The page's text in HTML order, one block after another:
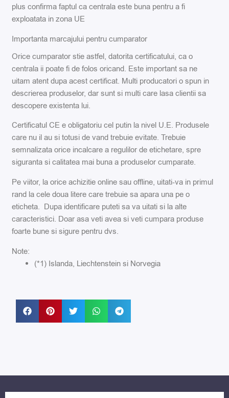
plus confirma faptul ca centrala este buna pentru a fi
exploatata in zona UE
Importanta marcajului pentru cumparator
Orice cumparator stie astfel, datorita certificatului, ca o
centrala ii poate fi de folos oricand. Este important sa ne
uitam atent dupa acest certificat. Multi producatori o spun in
descrierea produselor, dar sunt si multi care lasa clientii sa
descopere existenta lui.
Certificatul CE e obligatoriu cel putin la nivel U.E. Produsele
care nu il au si totusi de vand trebuie evitate. Trebuie
semnalizata orice incalcare a regulilor de etichetare, spre
siguranta si calitatea mai buna a produselor cumparate.
Pe viitor, la orice achizitie online sau offline, uitati-va in primul
rand la cele doua litere care trebuie sa apara una pe o
eticheta. Dupa identificare puteti sa va uitati si la alte
caracteristici. Doar asa veti avea si veti cumpara produse
foarte bune si sigure pentru dvs.
Note:
(*1) Islanda, Liechtenstein si Norvegia